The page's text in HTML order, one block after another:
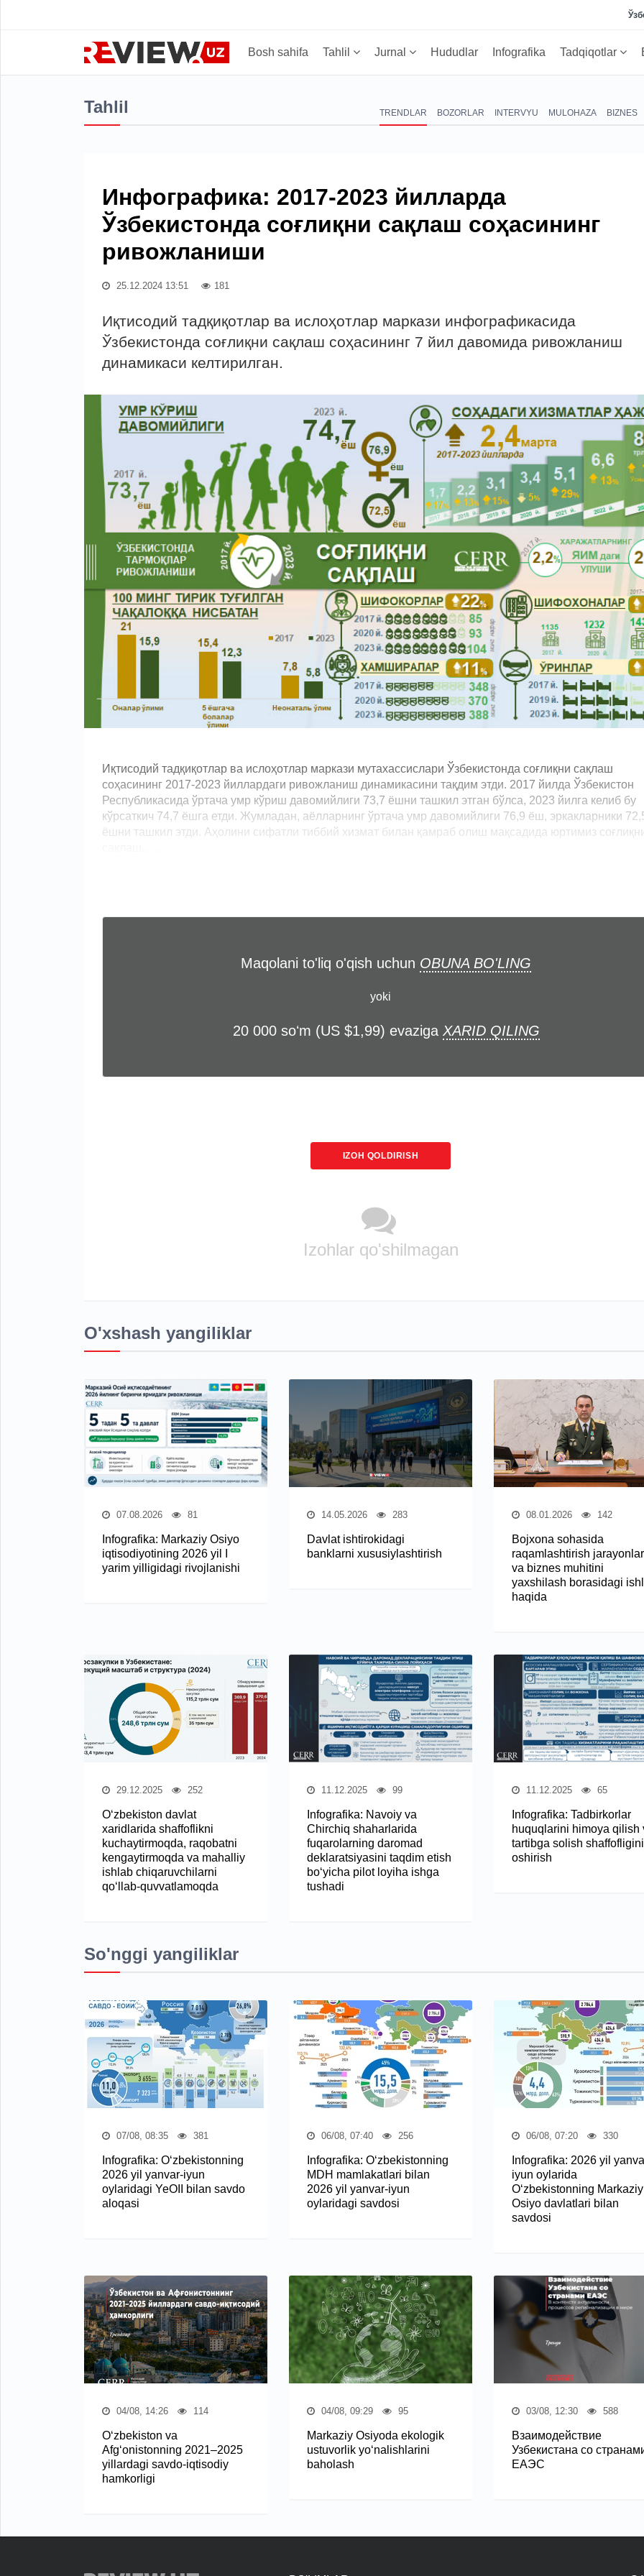
Bosh sahifa Tahlil Jurnal Hududlar Infografika Tadqiqotlar
Tahlil TRENDLAR BOZORLAR INTERVYU MULOHAZA BIZNES
Инфографика: 2017-2023 йилларда
Ўзбекистонда соғлиқни сақлаш соҳасининг
ривожланиши
25.12.2024 13:51 181
Иқтисодий тадқиқотлар ва ислоҳотлар маркази инфографикасида
Ўзбекистонда соғлиқни сақлаш соҳасининг 7 йил давомида ривожланиш
динамикаси келтирилган.
Иқтисодий тадқиқотлар ва ислоҳотлар маркази мутахассислари Ўзбекистонда соғлиқни сақлаш
соҳасининг 2017-2023 йиллардаги ривожланиш динамикасини тақдим этди. 2017 йилда Ўзбекистон
Республикасида ўртача умр кўриш давомийлиги 73,7 ёшни ташкил этган бўлса, 2023 йилга келиб бу
кўрсаткич 74,7 ёшга етди. Жумладан, аёлларнинг ўртача умр давомийлиги 76,9 ёш, эркакларники
ёшни ташкил этди. Аҳолини сифатли тиббий хизмат билан қамраб олиш мақсадида юртимиз
Maqolani to'liq o'qish uchun OBUNA BO'LING
yoki
20 000 soʻm (US $1,99) evaziga XARID QILING
IZOH QOLDIRISH
Izohlar qo'shilmagan
O'xshash yangiliklar
07.08.2026 81
Infografika: Markaziy Osiyo
iqtisodiyotining 2026 yil I
yarim yilligidagi rivojlanishi
14.05.2026 283
Davlat ishtirokidagi
banklarni xususiylashtirish
08.01.2026 142
Bojxona sohasida
raqamlashtirish
va biznes muhitini
yaxshilash borasidagi
haqida
29.12.2025 252
O‘zbekiston davlat
xaridlarida shaffoflikni
kuchaytirmoqda, raqobatni
kengaytirmoqda va mahalliy
ishlab chiqaruvchilarni
qo‘llab-quvvatlamoqda
11.12.2025 99
Infografika: Navoiy va
Chirchiq shaharlarida
fuqarolarning daromad
deklaratsiyasini taqdim etish
bo‘yicha pilot loyiha ishga
tushadi
11.12.2025 65
Infografika: Tadbirkorlar
huquqlarini himoya qilish
tartibga solish shaffofligini
oshirish
So'nggi yangiliklar
07/08, 08:35 381
Infografika: O‘zbekistonning
2026 yil yanvar-iyun
oylaridagi YeOII bilan savdo
aloqasi
06/08, 07:40 256
Infografika: O‘zbekistonning
MDH mamlakatlari bilan
2026 yil yanvar-iyun
oylaridagi savdosi
06/08, 07:20 330
Infografika: 2026 yil
iyun oylarida
O‘zbekistonning Markaziy
Osiyo davlatlari bilan
savdosi
04/08, 14:26 114
O‘zbekiston va
Afg‘onistonning 2021–2025
yillardagi savdo-iqtisodiy
hamkorligi
04/08, 09:29 95
Markaziy Osiyoda ekologik
ustuvorlik yo‘nalishlarini
baholash
03/08, 12:30 588
Взаимодействие
Узбекистана со
ЕАЭС